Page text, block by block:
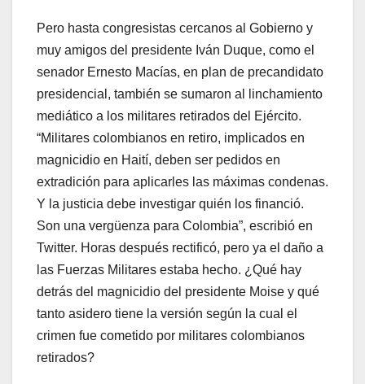
Pero hasta congresistas cercanos al Gobierno y
muy amigos del presidente Iván Duque, como el
senador Ernesto Macías, en plan de precandidato
presidencial, también se sumaron al linchamiento
mediático a los militares retirados del Ejército.
“Militares colombianos en retiro, implicados en
magnicidio en Haití, deben ser pedidos en
extradición para aplicarles las máximas condenas.
Y la justicia debe investigar quién los financió.
Son una vergüenza para Colombia”, escribió en
Twitter. Horas después rectificó, pero ya el daño a
las Fuerzas Militares estaba hecho. ¿Qué hay
detrás del magnicidio del presidente Moise y qué
tanto asidero tiene la versión según la cual el
crimen fue cometido por militares colombianos
retirados?